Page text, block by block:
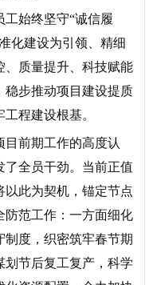
工始终坚守“诚信履
化建设为引领、精细
、质量提升、科技赋能
稳步推动项目建设提质
程建设根基。
目前期工作的高度认
了全员干劲。当前正值
以此为契机，锚定节点
防范工作：一方面细化
度，织密筑牢春节期
划节后复工复产，科学